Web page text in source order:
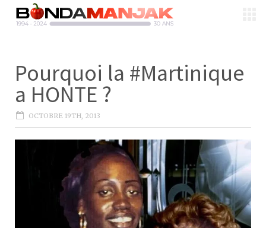
Pourquoi la #Martinique
a HONTE ?
OCTOBRE 19TH, 2013